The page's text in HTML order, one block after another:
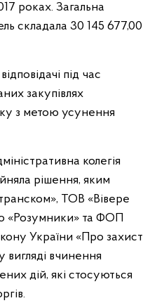
роках. Загальна
складала 30 145 677,00
під час
закупівлях
з метою усунення
колегія
рішення, яким
ТОВ «Вівере
«Розумники» та ФОП
України «Про захист
вигляді вчинення
дій, які стосуються